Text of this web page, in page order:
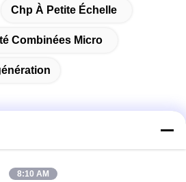
Chp À Petite Échelle
Combinées Micro
8:10 AM